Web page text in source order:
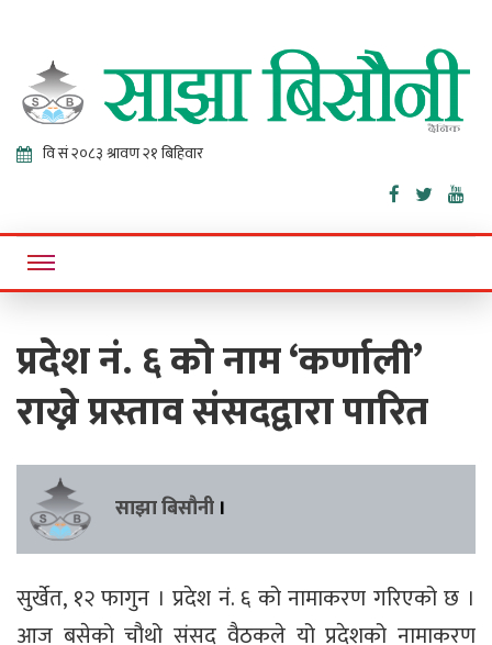
Sajha
Bisaunee
Online News Portal
प्रदेश नं. ६ को नाम ‘कर्णाली’
राख्ने प्रस्ताव संसदद्वारा पारित
साझा बिसौनी ।
सुर्खेत, १२ फागुन । प्रदेश नंं. ६ को नामाकरण गरिएको छ ।
आज बसेको चौथो संसद वैठकले यो प्रदेशको नामाकरण